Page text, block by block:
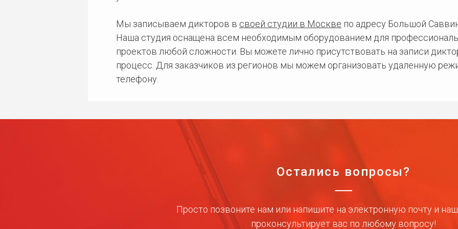
Мы записываем дикторов в своей студии в Москве по адресу Большой
Наша студия оснащена всем необходимым оборудованием для
проектов любой сложности. Вы можете лично присутствовать на записи
процесс. Для заказчиков из регионов мы можем организовать удаленную
телефону.
Остались вопросы?
Просто позвоните нам или напишите на электронную почту и
проконсультирует вас по любому вопросу!